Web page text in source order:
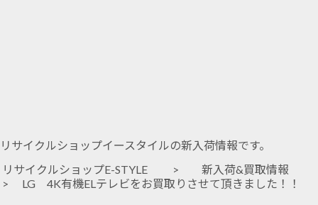
リサイクルショップイースタイルの新入荷情報です。
リサイクルショップE-STYLE
> 新入荷&買取情報
> LG 4K有機ELテレビをお買取りさせて頂きました！！